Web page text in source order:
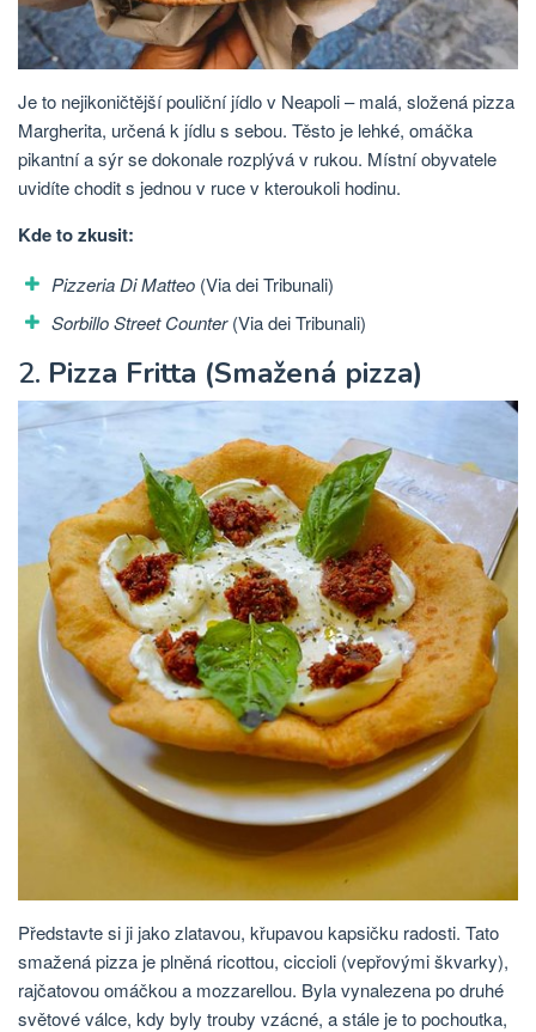
Je to nejikoničtější pouliční jídlo v Neapoli – malá, složená pizza
Margherita, určená k jídlu s sebou. Těsto je lehké, omáčka
pikantní a sýr se dokonale rozplývá v rukou. Místní obyvatele
uvidíte chodit s jednou v ruce v kteroukoli hodinu.
Kde to zkusit:
Pizzeria Di Matteo (Via dei Tribunali)
Sorbillo Street Counter(Via dei Tribunali)
2. Pizza Fritta (Smažená pizza)
Představte si ji jako zlatavou, křupavou kapsičku radosti. Tato
smažená pizza je plněná ricottou, ciccioli (vepřovými škvarky),
rajčatovou omáčkou a mozzarellou. Byla vynalezena po druhé
světové válce, kdy byly trouby vzácné, a stále je to pochoutka,